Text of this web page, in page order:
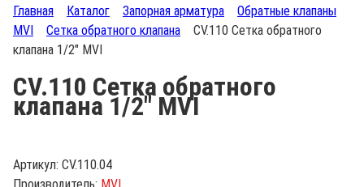
у
Главная Каталог Запорная арматура
Обратные клапаны
MVI
Сетка обратного клапана
CV.110 Сетка обратного
клапана 1/2" MVI
CV.110 Сетка обратного
клапана 1/2" MVI
Артикул: CV.110.04